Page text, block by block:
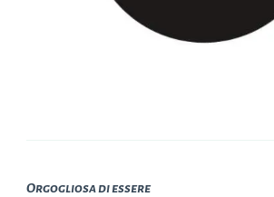
Orgogliosa di essere